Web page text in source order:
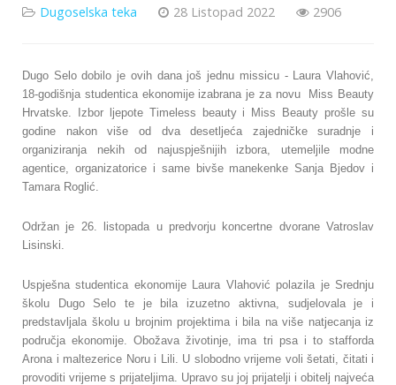
Dugoselska teka 28 Listopad 2022 2906
Dugo Selo dobilo je ovih dana još jednu missicu - Laura Vlahović,
18-godišnja studentica ekonomije izabrana je za novu Miss Beauty
Hrvatske. Izbor ljepote Timeless beauty i Miss Beauty prošle su
godine nakon više od dva desetljeća zajedničke suradnje i
organiziranja nekih od najuspješnijih izbora, utemeljile modne
agentice, organizatorice i same bivše manekenke Sanja Bjedov i
Tamara Roglić.
Održan je 26. listopada u predvorju koncertne dvorane Vatroslav
Lisinski.
Uspješna studentica ekonomije Laura Vlahović polazila je Srednju
školu Dugo Selo te je bila izuzetno aktivna, sudjelovala je i
predstavljala školu u brojnim projektima i bila na više natjecanja iz
područja ekonomije. Obožava životinje, ima tri psa i to stafforda
Arona i maltezerice Noru i Lili. U slobodno vrijeme voli šetati, čitati i
provoditi vrijeme s prijateljima. Upravo su joj prijatelji i obitelj najveća